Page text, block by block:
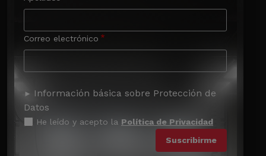
Correo electrónico
Información básica sobre Protección de
Datos
He leído y acepto la Política de Privacidad